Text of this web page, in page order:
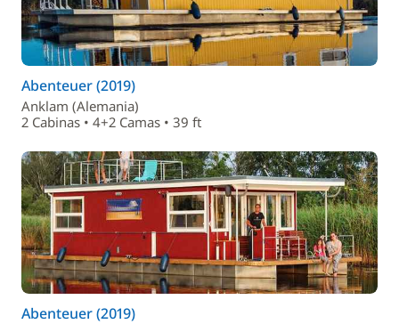
Abenteuer (2019)
Anklam (Alemania)
2 Cabinas • 4+2 Camas • 39 ft
Abenteuer (2019)